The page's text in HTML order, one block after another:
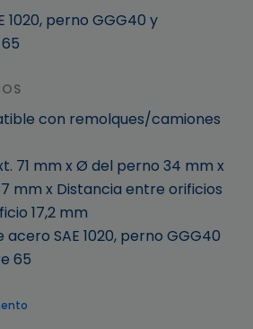
1020, perno GGG40 y
con remolques/camiones
71 mm x Ø del perno 34 mm x
mm x Distancia entre orificios
17,2 mm
acero SAE 1020, perno GGG40
65